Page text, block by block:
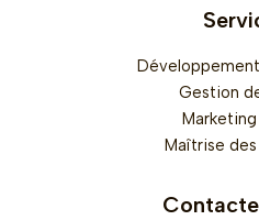
Gestion
Maîtrise